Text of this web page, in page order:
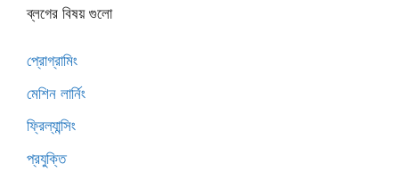
ব্লগের বিষয় গুলো
প্রোগ্রামিং
মেশিন লার্নিং
ফ্রিল্যান্সিং
প্রযুক্তি